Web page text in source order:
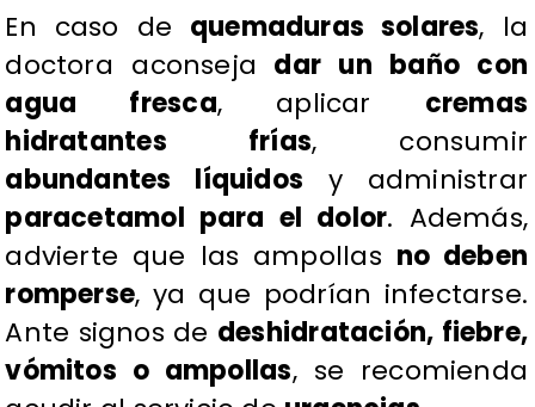
​En caso de quemaduras solares, la
doctora aconseja dar un baño con
agua fresca, aplicar cremas
hidratantes frías, consumir
abundantes líquidos y administrar
paracetamol para el dolor. Además,
advierte que las ampollas no deben
romperse, ya que podrían infectarse.
Ante signos de deshidratación, fiebre,
vómitos o ampollas, se recomienda